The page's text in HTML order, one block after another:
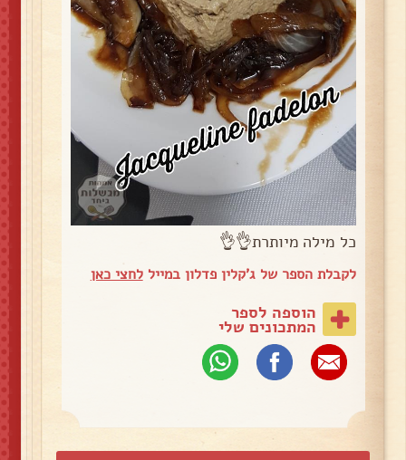
כל מילה מיותרת👌👌
לקבלת הספר של ג'קלין פדלון במייללחצי כאן
הוספה לספר
המתכונים שלי